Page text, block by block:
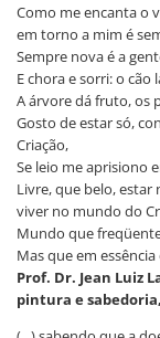
Como me encanta o
em torno a mim é
Sempre nova é a
E chora e sorri: o cão
A árvore dá fruto, os
Gosto de estar só,
Criação,
Se leio me aprisiono
Livre, que belo, estar
viver no mundo do
Mundo que
Mas que em
Prof. Dr. Jean Luiz
pintura e sabedoria,